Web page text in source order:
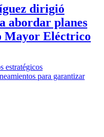
dirigió
abordar planes
Mayor Eléctrico
estratégicos
para garantizar